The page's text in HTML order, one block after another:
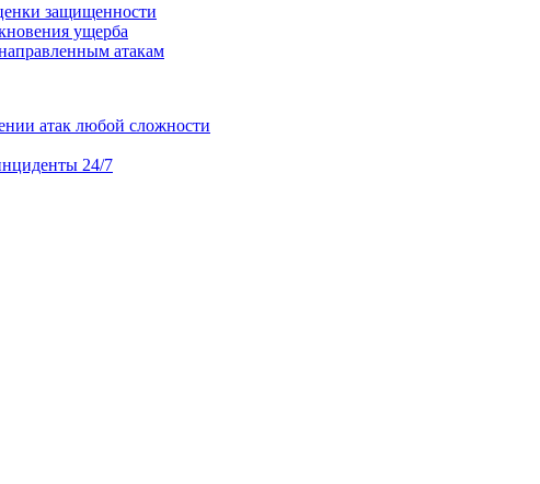
защищенности
ущерба
атакам
атак любой сложности
24/7